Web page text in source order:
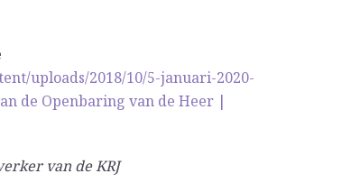
uploads/2018/10/5-januari-2020-
de Openbaring van de Heer |
van de KRJ